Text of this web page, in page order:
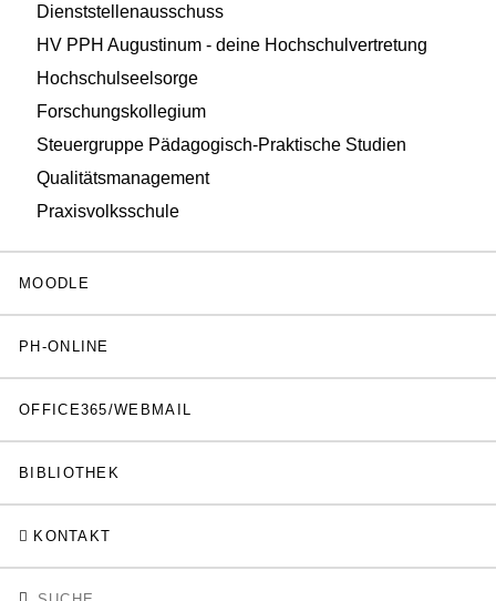
Dienststellenausschuss
HV PPH Augustinum - deine Hochschulvertretung
Hochschulseelsorge
Forschungskollegium
Steuergruppe Pädagogisch-Praktische Studien
Qualitätsmanagement
Praxisvolksschule
MOODLE
PH-ONLINE
OFFICE365/WEBMAIL
BIBLIOTHEK
KONTAKT